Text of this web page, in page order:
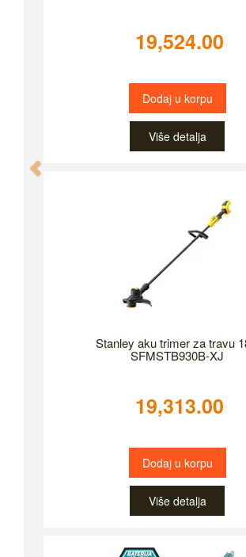
19,524.00
Dodaj u korpu
Više detalja
Stanley aku trimer za travu
SFMSTB930B-XJ
19,313.00
Dodaj u korpu
Više detalja